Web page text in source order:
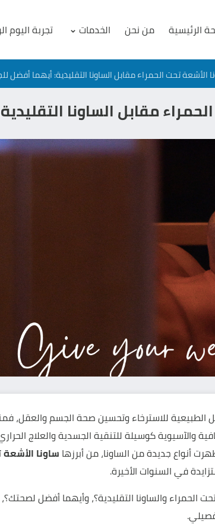
الرئيسية من نحن الخدمات تجربة اليوم
الأشعة تحت الحمراء مقابل الساونا التقليدية: أيهما أفضل
مقابل الساونا
الطبيعية للاسترخاء وتحسين صحة الجسم والعقل،
والآسيوية كوسيلة للتنقية الجسدية والعلاج
أنواع جديدة من الساونا، من أبرزها ساونا
الحمراء والساونا التقليدية؟، وأيهما أفضل